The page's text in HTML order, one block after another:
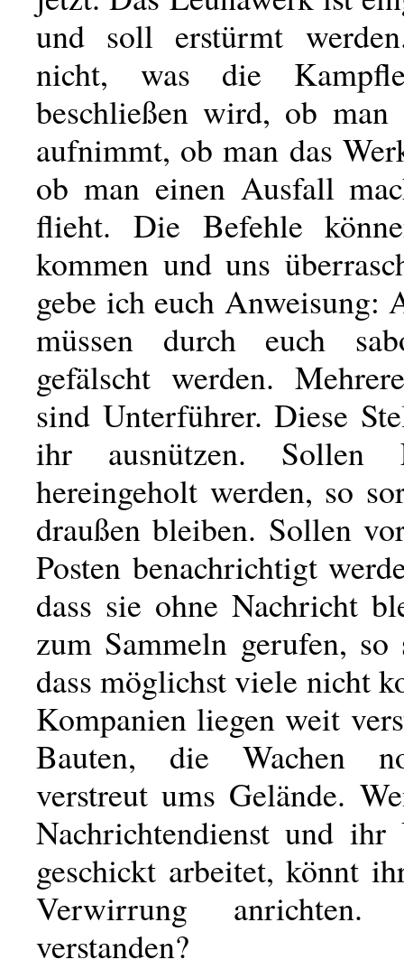
und soll erstürmt
nicht, was die
beschließen wird, ob
aufnimmt, ob man das
ob man einen Ausfall
flieht. Die Befehle
kommen und uns
gebe ich euch Anweisung:
müssen durch euch
gefälscht werden.
sind Unterführer. Diese
ihr ausnützen. Sollen
hereingeholt werden, so
draußen bleiben. Sollen
Posten benachrichtigt
dass sie ohne Nachricht
zum Sammeln gerufen,
dass möglichst viele nicht
Kompanien liegen weit
Bauten, die Wachen
verstreut ums Gelände.
Nachrichtendienst und ihr
geschickt arbeitet, könnt
Verwirrung
verstanden?